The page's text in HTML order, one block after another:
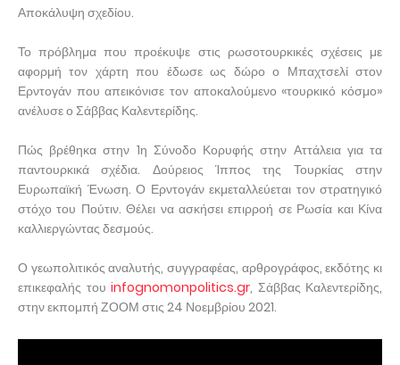
Αποκάλυψη σχεδίου.
Το πρόβλημα που προέκυψε στις ρωσοτουρκικές σχέσεις με
αφορμή τον χάρτη που έδωσε ως δώρο ο Μπαχτσελί στον
Ερντογάν που απεικόνισε τον αποκαλούμενο «τουρκικό κόσμο»
ανέλυσε ο Σάββας Καλεντερίδης.
Πώς βρέθηκα στην 1η Σύνοδο Κορυφής στην Αττάλεια για τα
παντουρκικά σχέδια. Δούρειος Ίππος της Τουρκίας στην
Ευρωπαϊκή Ένωση. Ο Ερντογάν εκμεταλλεύεται τον στρατηγικό
στόχο του Πούτιν. Θέλει να ασκήσει επιρροή σε Ρωσία και Κίνα
καλλιεργώντας δεσμούς.
Ο γεωπολιτικός αναλυτής, συγγραφέας, αρθρογράφος, εκδότης κι
επικεφαλής του infognomonpolitics.gr, Σάββας Καλεντερίδης,
στην εκπομπή ΖΟΟΜ στις 24 Νοεμβρίου 2021.